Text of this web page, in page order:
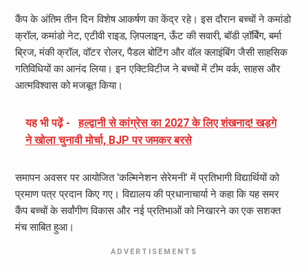
कैंप के अंतिम तीन दिन विशेष आकर्षण का केंद्र रहे। इस दौरान बच्चों ने कमांडो
क्रॉल, कमांडो नेट, एटीवी राइड, ज़िपलाइन, ऊँट की सवारी, बॉडी ज़ॉर्बिंग, बर्मा
ब्रिज, मंकी क्रॉल, वॉटर रोलर, पैडल बोटिंग और वॉल क्लाइंबिंग जैसी साहसिक
गतिविधियों का आनंद लिया। इन एक्टिविटीज ने बच्चों में टीम वर्क, साहस और
आत्मविश्वास को मजबूत किया।
यह भी पढ़ें -
हल्द्वानी से कांग्रेस का 2027 के लिए शंखनाद! खड़गे
ने खोला चुनावी मोर्चा, BJP पर जमकर बरसे
समापन अवसर पर आयोजित ‘कल्मिनेशन सेरेमनी’ में प्रतिभागी विद्यार्थियों को
प्रमाण पत्र प्रदान किए गए। विद्यालय की प्रधानाचार्या ने कहा कि यह समर
कैंप बच्चों के सर्वांगीण विकास और नई प्रतिभाओं को निखारने का एक सशक्त
मंच साबित हुआ।
ADVERTISEMENTS